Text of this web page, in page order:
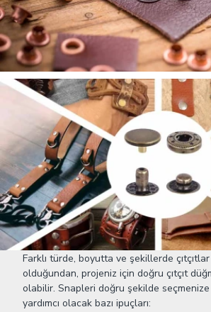
Farklı türde, boyutta ve şekillerde
olduğundan, projeniz için doğru çıtçıt
olabilir. Snapleri doğru şekilde
yardımcı olacak bazı ipuçları: